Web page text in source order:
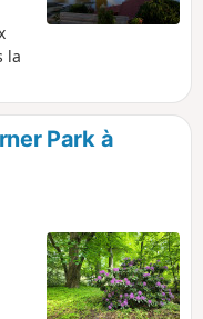
la
Park à